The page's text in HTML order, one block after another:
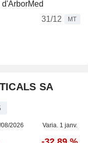
31/12
MT
SA
2026 Varia. 1 janv.